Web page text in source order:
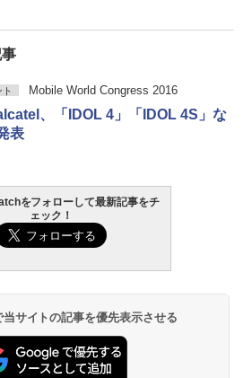
Mobile World Congress 2016
、「IDOL 4」「IDOL 4S」な
表
をフォローして最新記事をチ
ェック！
サイトの記事を優先表示させる